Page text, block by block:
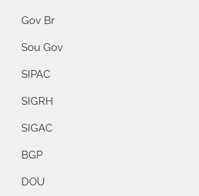
Gov Br
Sou Gov
SIPAC
SIGRH
SIGAC
BGP
DOU